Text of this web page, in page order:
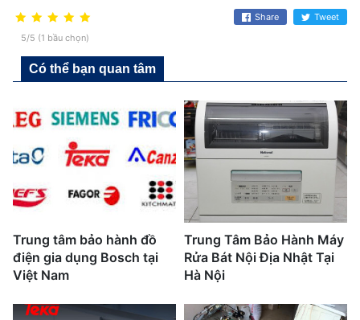
5/5 (1 bầu chọn)
Share Tweet
Có thể bạn quan tâm
Trung tâm bảo hành đồ
điện gia dụng Bosch tại
Việt Nam
Trung Tâm Bảo Hành Máy
Rửa Bát Nội Địa Nhật Tại
Hà Nội